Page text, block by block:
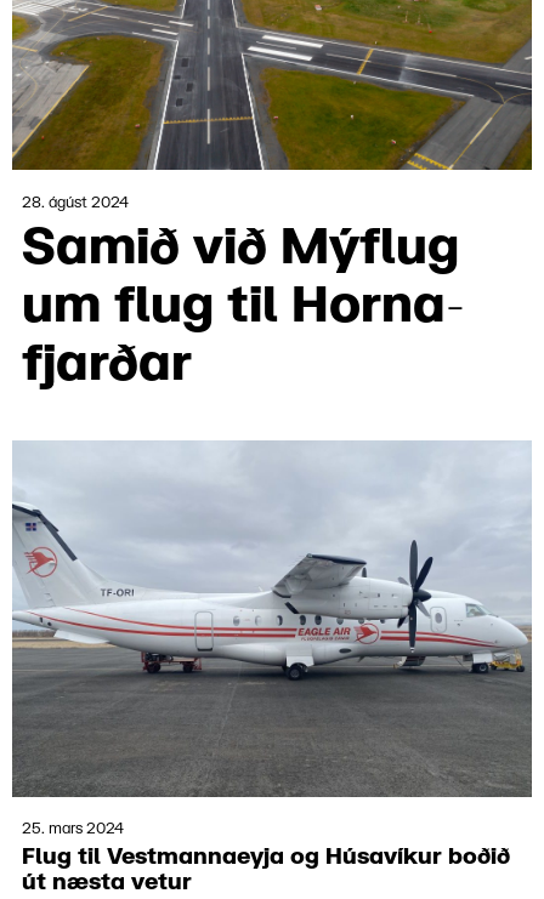
28. ágúst 2024
Samið við Mýflug
um flug til Horna­
fjarðar
25. mars 2024
Flug til Vest­manna­eyja og Húsa­víkur boðið
út næsta vetur